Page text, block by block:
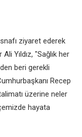
ziyaret ederek
Yıldız, "Sağlık her
beri gerekli
Recep
üzerine neler
hayata